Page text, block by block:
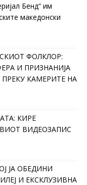
Бенд“ им
македонски
ФОЛКЛОР:
И ПРИЗНАНИЈА
ПРЕКУ КАМЕРИТЕ НА
КИРЕ
ВИДЕОЗАПИС
ЈА ОБЕДИНИ
И ЕКСКЛУЗИВНА